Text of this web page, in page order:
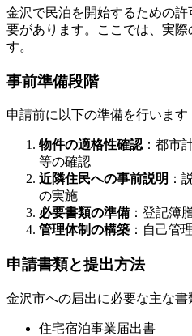
金沢で民泊を開始するための
要があります。ここでは、実
す。
事前準備段階
申請前に以下の準備を行います
物件の適格性確認：都市
等の確認
近隣住民への事前説明 ：
の実施
必要書類の準備 ：登記簿
管理体制の構築 ：自己管
申請書類と提出方法
金沢市への届出に必要な主な書
住宅宿泊事業届出書